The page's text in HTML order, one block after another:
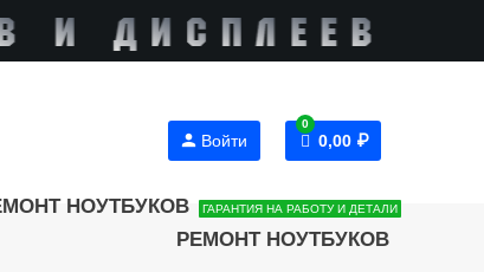
person Войти
0
0,00 ₽
РЕМОНТ НОУТБУКОВ
ГАРАНТИЯ НА РАБОТУ И ДЕТАЛИ